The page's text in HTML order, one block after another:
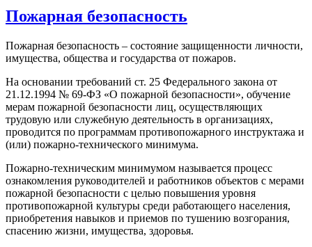
Пожарная безопасность
Пожарная безопасность – состояние защищенности личности,
имущества, общества и государства от пожаров.
На основании требований ст. 25 Федерального закона от
21.12.1994 № 69-ФЗ «О пожарной безопасности», обучение
мерам пожарной безопасности лиц, осуществляющих
трудовую или служебную деятельность в организациях,
проводится по программам противопожарного инструктажа и
(или) пожарно-технического минимума.
Пожарно-техническим минимумом называется процесс
ознакомления руководителей и работников объектов с мерами
пожарной безопасности с целью повышения уровня
противопожарной культуры среди работающего населения,
приобретения навыков и приемов по тушению возгорания,
спасению жизни, имущества, здоровья.